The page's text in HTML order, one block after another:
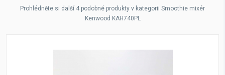
Prohlédněte si další 4 podobné produkty v kategorii Smoothie mixér
Kenwood KAH740PL